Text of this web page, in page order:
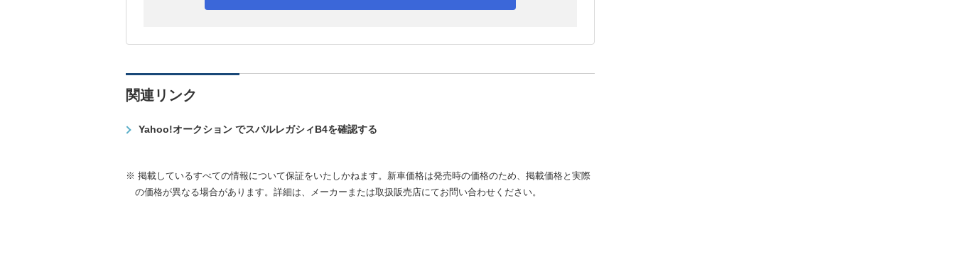
関連リンク
Yahoo!オークション でスバルレガシィB4を確認する
※ 掲載しているすべての情報について保証をいたしかねます。新車価格は発売時の価格のため、掲載価格と実際
の価格が異なる場合があります。詳細は、メーカーまたは取扱販売店にてお問い合わせください。